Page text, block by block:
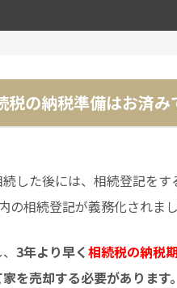
税の納税準備はお済み
した後には、相続登記を
の相続登記が義務化されまし
3年より早く相続税の納税
を売却する必要があります。